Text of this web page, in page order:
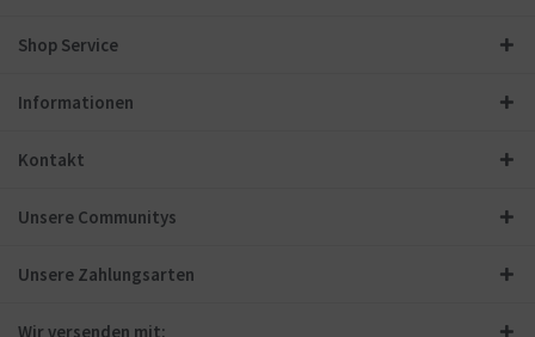
Shop Service
Informationen
Kontakt
Unsere Communitys
Unsere Zahlungsarten
Wir versenden mit: